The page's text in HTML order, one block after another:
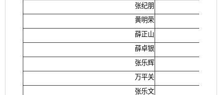
张纪朋
黄明荣
薛正山
薛卓银
张乐辉
万平关
张乐文